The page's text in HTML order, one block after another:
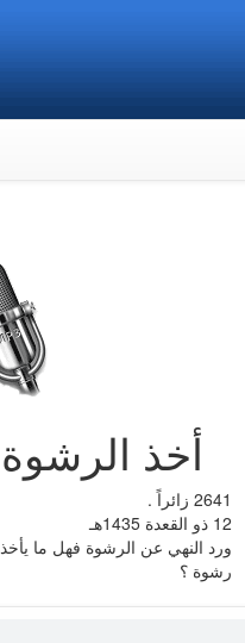
أخذ
2641 زائراً .
12 ذو القعدة 1435هـ
ورد النهي عن الرشوة فهل ما
رشوة ؟